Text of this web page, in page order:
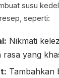
susu
seperti:
Nikmati
rasa yang
Tambahkan